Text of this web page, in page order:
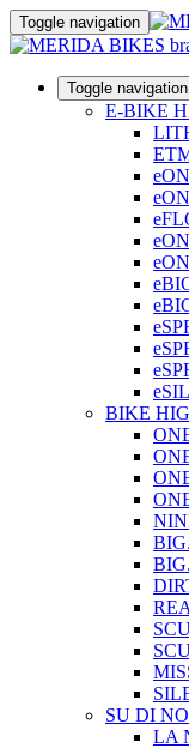
Toggle navigation
Toggle navigation
E-BIKE
BIKE
SU DI
LA